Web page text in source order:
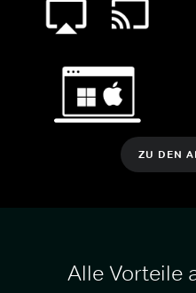
ZU DEN
Alle Vorteile